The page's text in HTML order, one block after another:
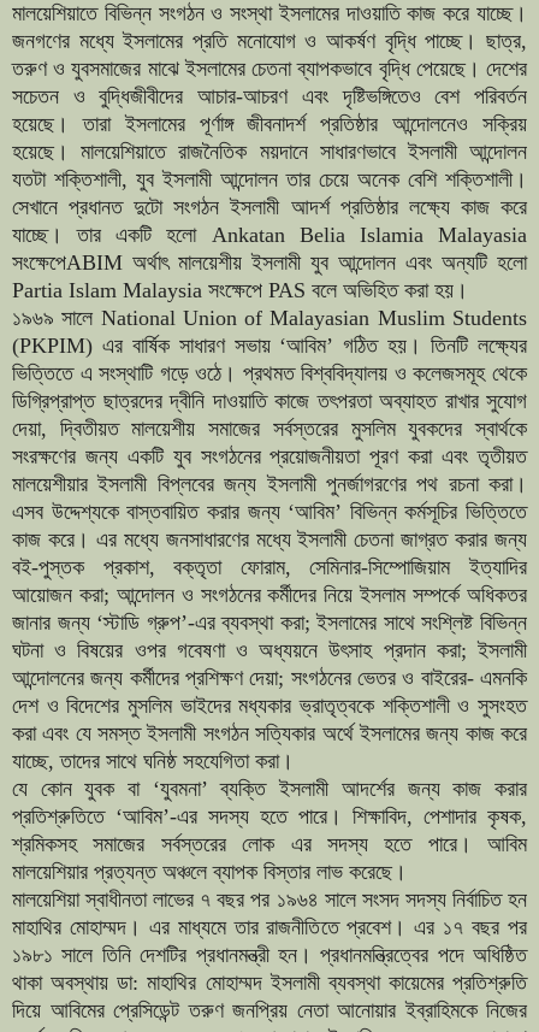
মালয়েশিয়াতে বিভিন্ন সংগঠন ও সংস্থা ইসলামের দাওয়াতি কাজ করে যাচ্ছে।
জনগণের মধ্যে ইসলামের প্রতি মনোযোগ ও আকর্ষণ বৃদ্ধি পাচ্ছে। ছাত্র,
তরুণ ও যুবসমাজের মাঝে ইসলামের চেতনা ব্যাপকভাবে বৃদ্ধি পেয়েছে। দেশের
সচেতন ও বুদ্ধিজীবীদের আচার-আচরণ এবং দৃষ্টিভঙ্গিতেও বেশ পরিবর্তন
হয়েছে। তারা ইসলামের পূর্ণাঙ্গ জীবনাদর্শ প্রতিষ্ঠার আন্দোলনেও সক্রিয়
হয়েছে। মালয়েশিয়াতে রাজনৈতিক ময়দানে সাধারণভাবে ইসলামী আন্দোলন
যতটা শক্তিশালী, যুব ইসলামী আন্দোলন তার চেয়ে অনেক বেশি শক্তিশালী।
সেখানে প্রধানত দুটো সংগঠন ইসলামী আদর্শ প্রতিষ্ঠার লক্ষ্যে কাজ করে
যাচ্ছে। তার একটি হলো Ankatan Belia Islamia Malayasia
সংক্ষেপেABIM অর্থাৎ মালয়েশীয় ইসলামী যুব আন্দোলন এবং অন্যটি হলো
Partia Islam Malaysia সংক্ষেপে PAS বলে অভিহিত করা হয়।
১৯৬৯ সালে National Union of Malayasian Muslim Students
(PKPIM) এর বার্ষিক সাধারণ সভায় ‘আবিম’ গঠিত হয়। তিনটি লক্ষ্যের
ভিত্তিতে এ সংস্থাটি গড়ে ওঠে। প্রথমত বিশ্ববিদ্যালয় ও কলেজসমূহ থেকে
ডিগ্রিপ্রাপ্ত ছাত্রদের দ্বীনি দাওয়াতি কাজে তৎপরতা অব্যাহত রাখার সুযোগ
দেয়া, দ্বিতীয়ত মালয়েশীয় সমাজের সর্বস্তরের মুসলিম যুবকদের স্বার্থকে
সংরক্ষণের জন্য একটি যুব সংগঠনের প্রয়োজনীয়তা পূরণ করা এবং তৃতীয়ত
মালয়েশীয়ার ইসলামী বিপ্লবের জন্য ইসলামী পুনর্জাগরণের পথ রচনা করা।
এসব উদ্দেশ্যকে বাস্তবায়িত করার জন্য ‘আবিম’ বিভিন্ন কর্মসূচির ভিত্তিতে
কাজ করে। এর মধ্যে জনসাধারণের মধ্যে ইসলামী চেতনা জাগ্রত করার জন্য
বই-পুস্তক প্রকাশ, বক্তৃতা ফোরাম, সেমিনার-সিম্পোজিয়াম ইত্যাদির
আয়োজন করা; আন্দোলন ও সংগঠনের কর্মীদের নিয়ে ইসলাম সম্পর্কে অধিকতর
জানার জন্য ‘স্টাডি গ্রুপ’-এর ব্যবস্থা করা; ইসলামের সাথে সংশ্লিষ্ট বিভিন্ন
ঘটনা ও বিষয়ের ওপর গবেষণা ও অধ্যয়নে উৎসাহ প্রদান করা; ইসলামী
আন্দোলনের জন্য কর্মীদের প্রশিক্ষণ দেয়া; সংগঠনের ভেতর ও বাইরের- এমনকি
দেশ ও বিদেশের মুসলিম ভাইদের মধ্যকার ভ্রাতৃত্বকে শক্তিশালী ও সুসংহত
করা এবং যে সমস্ত ইসলামী সংগঠন সত্যিকার অর্থে ইসলামের জন্য কাজ করে
যাচ্ছে, তাদের সাথে ঘনিষ্ঠ সহযেগিতা করা।
যে কোন যুবক বা ‘যুবমনা’ ব্যক্তি ইসলামী আদর্শের জন্য কাজ করার
প্রতিশ্রুতিতে ‘আবিম’-এর সদস্য হতে পারে। শিক্ষাবিদ, পেশাদার কৃষক,
শ্রমিকসহ সমাজের সর্বস্তরের লোক এর সদস্য হতে পারে। আবিম
মালয়েশিয়ার প্রত্যন্ত অঞ্চলে ব্যাপক বিস্তার লাভ করেছে।
মালয়েশিয়া স্বাধীনতা লাভের ৭ বছর পর ১৯৬৪ সালে সংসদ সদস্য নির্বাচিত হন
মাহাথির মোহাম্মদ। এর মাধ্যমে তার রাজনীতিতে প্রবেশ। এর ১৭ বছর পর
১৯৮১ সালে তিনি দেশটির প্রধানমন্ত্রী হন। প্রধানমন্ত্রিত্বের পদে অধিষ্ঠিত
থাকা অবস্থায় ডা: মাহাথির মোহাম্মদ ইসলামী ব্যবস্থা কায়েমের প্রতিশ্রুতি
দিয়ে আবিমের প্রেসিডেন্ট তরুণ জনপ্রিয় নেতা আনোয়ার ইব্রাহিমকে নিজের